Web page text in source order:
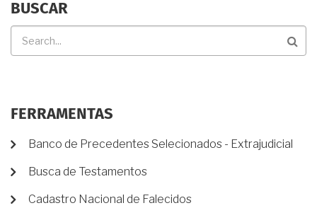
BUSCAR
FERRAMENTAS
Banco de Precedentes Selecionados - Extrajudicial
Busca de Testamentos
Cadastro Nacional de Falecidos